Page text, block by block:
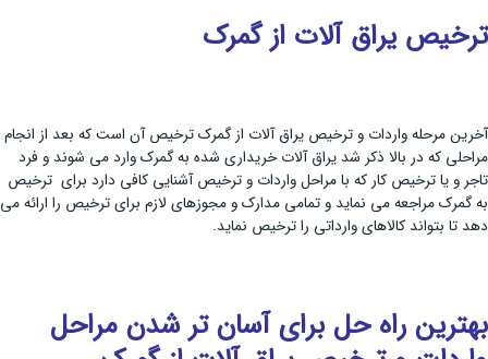
ترخیص یراق آلات از گمرک
آخرین مرحله واردات و ترخیص یراق آلات از گمرک ترخیص آن است که بعد از انجام
مراحلی که در بالا ذکر شد یراق آلات خریداری شده به گمرک وارد می شوند و فرد
تاجر و یا ترخیص کار که با مراحل واردات و ترخیص آشنایی کافی دارد برای ترخیص
به گمرک مراجعه می نماید و تمامی مدارک و مجوزهای لازم برای ترخیص را ارائه می
دهد تا بتواند کالاهای وارداتی را ترخیص نماید.
بهترین راه حل برای آسان تر شدن مراحل